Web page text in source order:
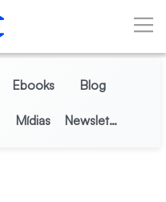
Ebooks Blog
Mídias Newsletter